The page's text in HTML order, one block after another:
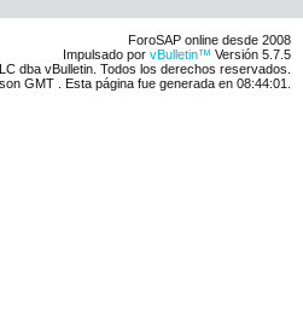
ForoSAP online desde 2008
Impulsado por vBulletin™ Versión 5.7.5
dba vBulletin. Todos los derechos reservados.
GMT . Esta página fue generada en 08:44:01.